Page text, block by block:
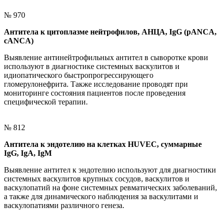
№ 970
Антитела к цитоплазме нейтрофилов, АНЦА, IgG (pANCA,
cANCA)
Выявление антинейтрофильных антител в сыворотке крови
используют в диагностике системных васкулитов и
идиопатического быстропрогрессирующего
гломерулонефрита. Также исследование проводят при
мониторинге состояния пациентов после проведения
специфической терапии.
№ 812
Антитела к эндотелию на клетках HUVEC, суммарные
IgG, IgA, IgM
Выявление антител к эндотелию используют для диагностики
системных васкулитов крупных сосудов, васкулитов и
васкулопатий на фоне системных ревматических заболеваний,
а также для динамического наблюдения за васкулитами и
васкулопатиями различного генеза.